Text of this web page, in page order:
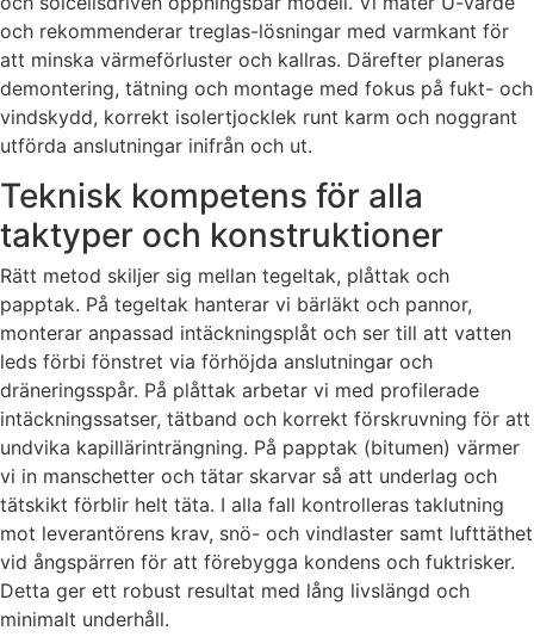
och rekommenderar treglas-lösningar med varmkant för
att minska värmeförluster och kallras. Därefter planeras
demontering, tätning och montage med fokus på fukt- och
vindskydd, korrekt isolertjocklek runt karm och noggrant
utförda anslutningar inifrån och ut.
Teknisk kompetens för alla
taktyper och konstruktioner
Rätt metod skiljer sig mellan tegeltak, plåttak och
papptak. På tegeltak hanterar vi bärläkt och pannor,
monterar anpassad intäckningsplåt och ser till att vatten
leds förbi fönstret via förhöjda anslutningar och
dräneringsspår. På plåttak arbetar vi med profilerade
intäckningssatser, tätband och korrekt förskruvning för att
undvika kapillärinträngning. På papptak (bitumen) värmer
vi in manschetter och tätar skarvar så att underlag och
tätskikt förblir helt täta. I alla fall kontrolleras taklutning
mot leverantörens krav, snö- och vindlaster samt lufttäthet
vid ångspärren för att förebygga kondens och fuktrisker.
Detta ger ett robust resultat med lång livslängd och
minimalt underhåll.